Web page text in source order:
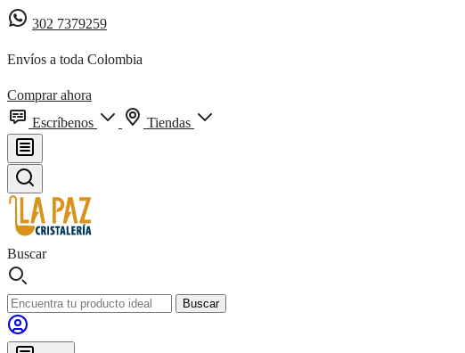
302 7379259
Envíos a toda Colombia
Comprar ahora
Escríbenos
Tiendas
Buscar
Buscar